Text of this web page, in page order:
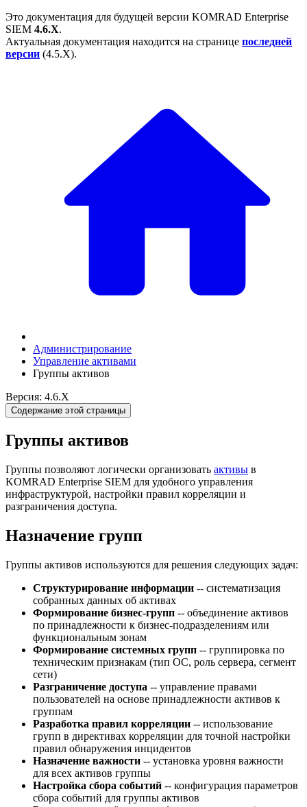
Это документация для будущей версии KOMRAD Enterprise
SIEM 4.6.X.
Актуальная документация находится на странице последней
версии (4.5.X).
Администрирование
Управление активами
Группы активов
Версия: 4.6.X
Содержание этой страницы
Группы активов
Группы позволяют логически организовать активы в
KOMRAD Enterprise SIEM для удобного управления
инфраструктурой, настройки правил корреляции и
разграничения доступа.
Назначение групп
Группы активов используются для решения следующих задач:
Структурирование информации -- систематизация
собранных данных об активах
Формирование бизнес-групп -- объединение активов
по принадлежности к бизнес-подразделениям или
функциональным зонам
Формирование системных групп -- группировка по
техническим признакам (тип ОС, роль сервера, сегмент
сети)
Разграничение доступа -- управление правами
пользователей на основе принадлежности активов к
группам
Разработка правил корреляции -- использование
групп в директивах корреляции для точной настройки
правил обнаружения инцидентов
Назначение важности -- установка уровня важности
для всех активов группы
Настройка сбора событий -- конфигурация параметров
сбора событий для группы активов